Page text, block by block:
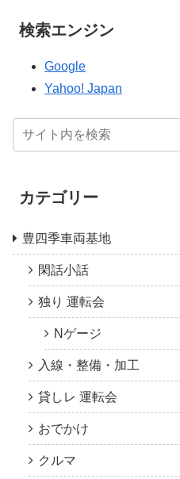
検索エンジン
Google
Yahoo! Japan
カテゴリー
豊四季車両基地
閑話小話
独り 運転会
Nゲージ
入線・整備・加工
貸しレ 運転会
おでかけ
クルマ